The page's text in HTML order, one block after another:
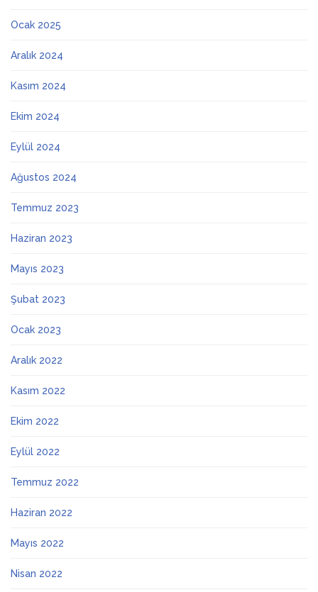
Ocak 2025
Aralık 2024
Kasım 2024
Ekim 2024
Eylül 2024
Ağustos 2024
Temmuz 2023
Haziran 2023
Mayıs 2023
Şubat 2023
Ocak 2023
Aralık 2022
Kasım 2022
Ekim 2022
Eylül 2022
Temmuz 2022
Haziran 2022
Mayıs 2022
Nisan 2022